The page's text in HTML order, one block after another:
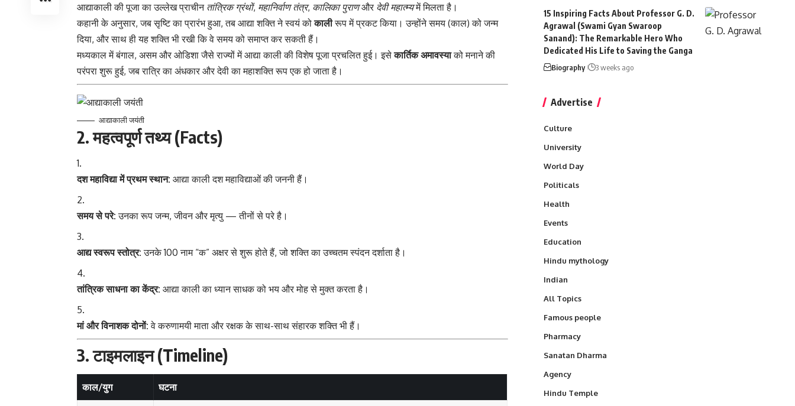
आद्याकाली की पूजाका उल्लेख प्राचीन तांत्रिक ग्रंथों, महानिर्वाण तंत्र, कालिका पुराणऔर देवी महात्म्यमें मिलता है।
कहानी के अनुसार, जब सृष्टि का प्रारंभ हुआ, तब आद्या शक्ति ने स्वयं कोकालीरूप में प्रकट किया। उन्होंने समय (काल) को जन्म
दिया, और साथ ही यह शक्ति भी रखी कि वे समय को समाप्त कर सकती हैं।
मध्यकाल में बंगाल, असम और ओडिशा जैसे राज्यों में आद्या काली की विशेष पूजा प्रचलित हुई। इसेकार्तिक अमावस्याको मनाने की
परंपरा शुरू हुई, जब रात्रि का अंधकार और देवी का महाशक्ति रूप एक हो जाता है।
आद्याकाली जयंती
2. महत्वपूर्ण तथ्य (Facts)
दश महाविद्या में प्रथम स्थान: आद्या काली दश महाविद्याओं की जननी हैं।
समय से परे: उनका रूप जन्म, जीवन और मृत्यु — तीनों से परे है।
आद्य स्वरूप स्तोत्र: उनके 100 नाम “क” अक्षर से शुरू होते हैं, जो शक्ति का उच्चतम स्पंदन दर्शाता है।
तांत्रिक साधना का केंद्र: आद्या काली का ध्यान साधक को भय और मोह से मुक्त करता है।
मां और विनाशक दोनों: वे करुणामयी माता और रक्षक के साथ-साथ संहारक शक्ति भी हैं।
3. टाइमलाइन (Timeline)
काल/युग घटना
15 Inspiring Facts About Professor G. D.
Agrawal (Swami Gyan Swaroop
Sanand): The Remarkable Hero Who
Dedicated His Life to Saving the Ganga
Biography 3 weeks ago
Advertise
Culture
University
World Day
Politicals
Health
Events
Education
Hindu mythology
Indian
All Topics
Famous people
Pharmacy
Sanatan Dharma
Agency
Hindu Temple